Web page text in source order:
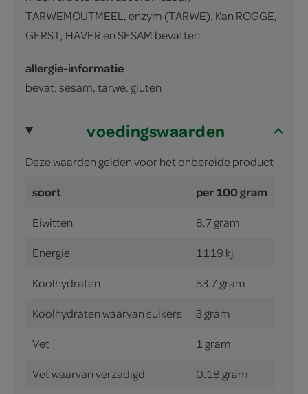
TARWEMOUTMEEL, enzym (TARWE). Kan ROGGE,
GERST, HAVER en SESAM bevatten.
allergie-informatie
bevat: sesam, tarwe, gluten
voedingswaarden
Deze waarden gelden voor het onbereide product
soort per 100 gram
Eiwitten 8.7 gram
Energie 1119 kj
Koolhydraten 53.7 gram
Koolhydraten waarvan suikers 3 gram
Vet 1 gram
Vet waarvan verzadigd 0.18 gram